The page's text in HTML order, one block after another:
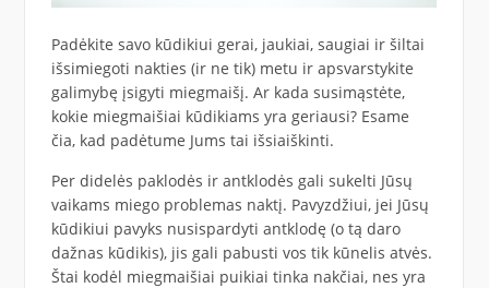
Padėkite savo kūdikiui gerai, jaukiai, saugiai ir šiltai
išsimiegoti nakties (ir ne tik) metu ir apsvarstykite
galimybę įsigyti miegmaišį. Ar kada susimąstėte,
kokie miegmaišiai kūdikiams yra geriausi? Esame
čia, kad padėtume Jums tai išsiaiškinti.
Per didelės paklodės ir antklodės gali sukelti Jūsų
vaikams miego problemas naktį. Pavyzdžiui, jei Jūsų
kūdikiui pavyks nusispardyti antklodę (o tą daro
dažnas kūdikis), jis gali pabusti vos tik kūnelis atvės.
Štai kodėl miegmaišiai puikiai tinka nakčiai, nes yra